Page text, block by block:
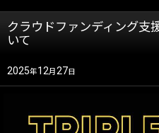
クラウドファンディング支
いて
2025年12月 27日